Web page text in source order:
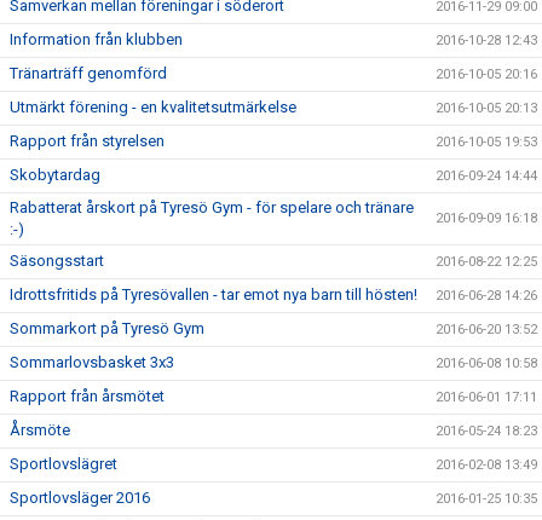
Samverkan mellan föreningar i söderort 2016-11-29 09:00
Information från klubben 2016-10-28 12:43
Tränarträff genomförd 2016-10-05 20:16
Utmärkt förening - en kvalitetsutmärkelse 2016-10-05 20:13
Rapport från styrelsen 2016-10-05 19:53
Skobytardag 2016-09-24 14:44
Rabatterat årskort på Tyresö Gym - för spelare och tränare
:-)
2016-09-09 16:18
Säsongsstart 2016-08-22 12:25
Idrottsfritids på Tyresövallen - tar emot nya barn till hösten! 2016-06-28 14:26
Sommarkort på Tyresö Gym 2016-06-20 13:52
Sommarlovsbasket 3x3 2016-06-08 10:58
Rapport från årsmötet 2016-06-01 17:11
Årsmöte 2016-05-24 18:23
Sportlovslägret 2016-02-08 13:49
Sportlovsläger 2016 2016-01-25 10:35